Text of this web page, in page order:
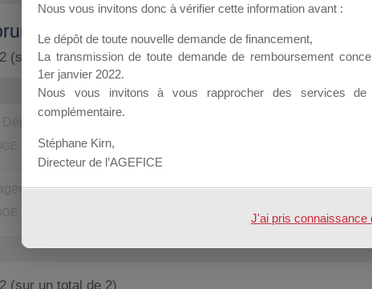
initiés
(sur un total de 2)
Dépôt candidature BGE Corse
BGE ILE CONSEIL / BGE CORSE
mallette du dirigeant 2016
ILE CONSEIL / BGE CORSE Mallette du Dirigeant
(sur un total de 2)
Nous vous invitons donc à vérifier cette information avant :
Le dépôt de toute nouvelle demande de financement,
La transmission de toute demande de remboursement
1er janvier 2022.
Nous vous invitons à vous rapprocher des services de
complémentaire.
Stéphane Kirn,
Directeur de l’AGEFICE
J'ai pris connaissance